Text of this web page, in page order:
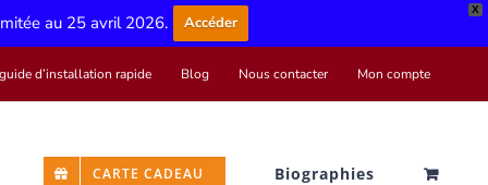
X
au 25 avril 2026. Accéder
d’installation rapide Blog Nous contacter Mon compte
CARTE CADEAU Biographies